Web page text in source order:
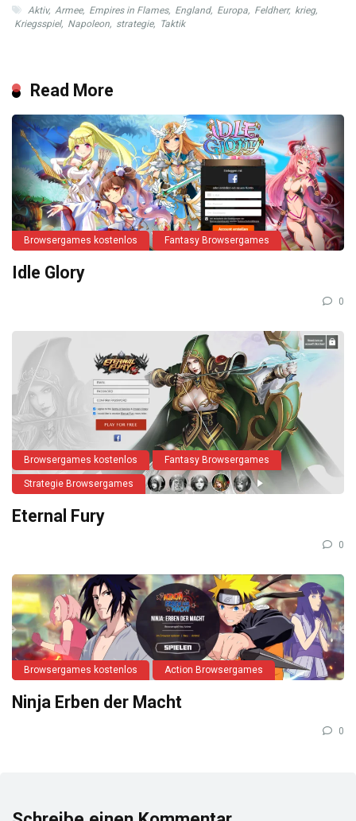
Aktiv, Armee, Empires in Flames, England, Europa, Feldherr, krieg,
Kriegsspiel, Napoleon, strategie, Taktik
Read More
Browsergames kostenlos Fantasy Browsergames
Idle Glory
0
Browsergames kostenlos Fantasy Browsergames
Strategie Browsergames
Eternal Fury
0
Browsergames kostenlos Action Browsergames
Ninja Erben der Macht
0